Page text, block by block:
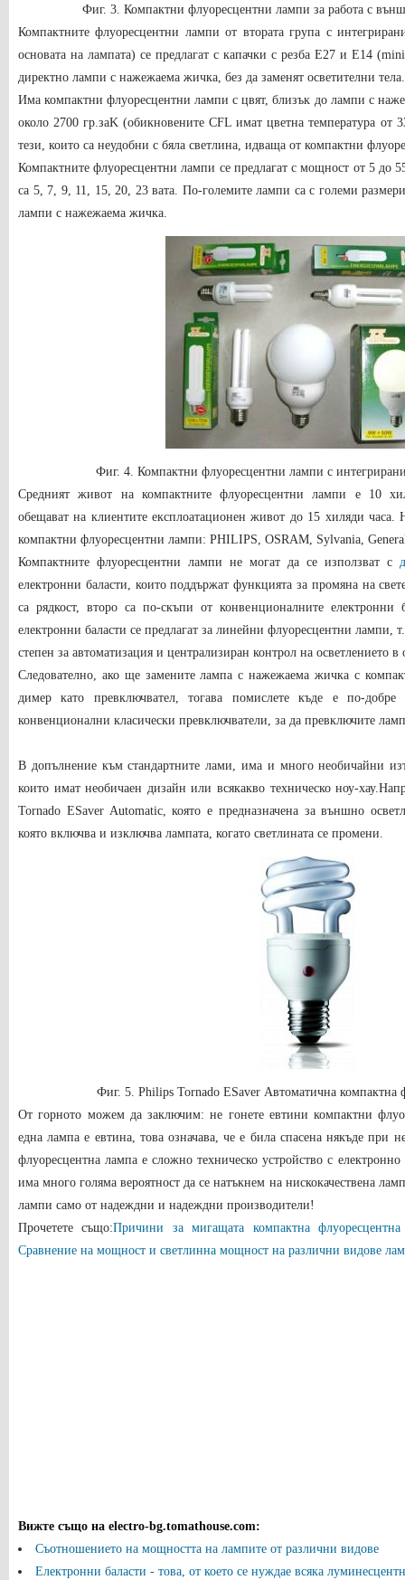
Фиг. 3. Компактни флуоресцентни лампи за работа с
Компактните флуоресцентни лампи от втората група с
основата на лампата) се предлагат с капачки с резба E27 и E14
директно лампи с нажежаема жичка, без да заменят осветителни тела.
Има компактни флуоресцентни лампи с цвят, близък до лампи с
около 2700 гр.заK (обикновените CFL имат цветна температура от
тези, които са неудобни с бяла светлина, идваща от компактни
Компактните флуоресцентни лампи се предлагат с мощност от 5 до
са 5, 7, 9, 11, 15, 20, 23 вата. По-големите лампи са с големи
лампи с нажежаема жичка.
Фиг. 4. Компактни флуоресцентни лампи с
Средният живот на компактните флуоресцентни лампи е 10
обещават на клиентите експлоатационен живот до 15 хиляди часа.
компактни флуоресцентни лампи: PHILIPS, OSRAM, Sylvania,
Компактните флуоресцентни лампи не могат да се използват с
електронни баласти, които поддържат функцията за промяна на
са рядкост, второ са по-скъпи от конвенционалните електронни
електронни баласти се предлагат за линейни флуоресцентни лампи,
степен за автоматизация и централизиран контрол на осветлението в
Следователно, ако ще замените лампа с нажежаема жичка с
димер като превключвател, тогава помислете къде е по-
конвенционални класически превключватели, за да превключите
В допълнение към стандартните лами, има и много необичайни
които имат необичаен дизайн или всякакво техническо ноу-
Tornado ESaver Automatic, която е предназначена за външно
която включва и изключва лампата, когато светлината се промени.
Фиг. 5. Philips Tornado ESaver Автоматична компактна
От горното можем да заключим: не гонете евтини компактни
една лампа е евтина, това означава, че е била спасена някъде при
флуоресцентна лампа е сложно техническо устройство с
има много голяма вероятност да се натъкнем на нискокачествена
лампи само от надеждни и надеждни производители!
Прочетете също:Причини за мигащата компактна
Сравнение на мощност и светлинна мощност на различни видове
Вижте също на electro-bg.tomathouse.com:
Съотношението на мощността на лампите от различни видове
Електронни баласти - това, от което се нуждае всяка